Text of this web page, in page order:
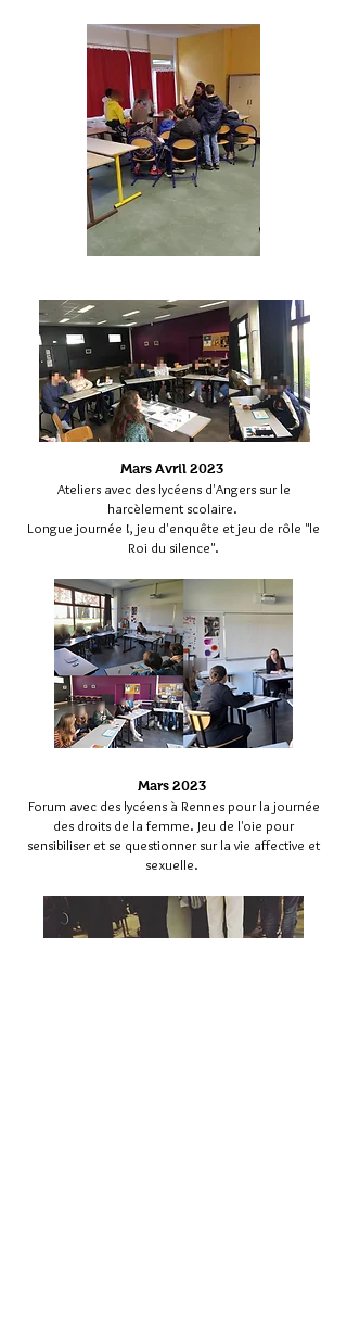
Mars Avril 2023
Ateliers avec des lycéens d'Angers sur le
harcèlement scolaire.
Longue journée !, jeu d'enquête et jeu de rôle "le
Roi du silence".
Mars 2023
Forum avec des lycéens à Rennes pour la journée
des droits de la femme. Jeu de l'oie pour
sensibiliser et se questionner sur la vie affective et
sexuelle.